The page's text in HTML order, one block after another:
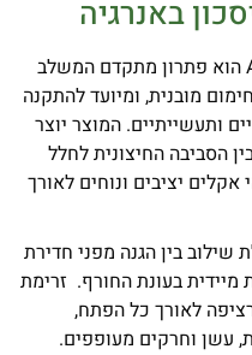
באנרגיה
מסך האוויר RM-4009S מבית ANIA הוא פתרון מתקדם המשלב
מובנית, ומיועד להתקנה
ותעשייתיים. המוצר יוצר
הסביבה החיצונית לחלל
יציבים ונוחים לאורך
שילוב בין הגנה מפני חדירת
בעונת החורף. זרימת
לאורך כל הפתח,
עשן וחרקים מעופפים.